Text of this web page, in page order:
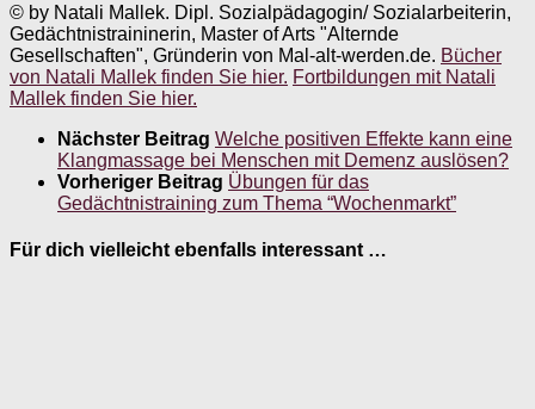
© by Natali Mallek. Dipl. Sozialpädagogin/ Sozialarbeiterin,
Gedächtnistraininerin, Master of Arts "Alternde
Gesellschaften", Gründerin von Mal-alt-werden.de. Bücher
von Natali Mallek finden Sie hier. Fortbildungen mit Natali
Mallek finden Sie hier.
Nächster Beitrag Welche positiven Effekte kann eine
Klangmassage bei Menschen mit Demenz auslösen?
Vorheriger Beitrag Übungen für das
Gedächtnistraining zum Thema “Wochenmarkt”
Für dich vielleicht ebenfalls interessant …